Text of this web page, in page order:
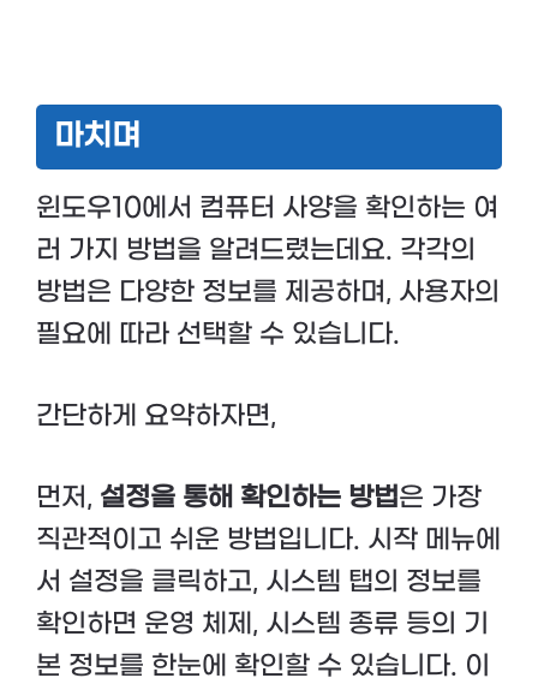
마치며
윈도우10에서 컴퓨터 사양을 확인하는 여
러 가지 방법을 알려드렸는데요. 각각의
방법은 다양한 정보를 제공하며, 사용자의
필요에 따라 선택할 수 있습니다.
간단하게 요약하자면,
먼저, 설정을 통해 확인하는 방법은 가장
직관적이고 쉬운 방법입니다. 시작 메뉴에
서 설정을 클릭하고, 시스템 탭의 정보를
확인하면 운영 체제, 시스템 종류 등의 기
본 정보를 한눈에 확인할 수 있습니다. 이